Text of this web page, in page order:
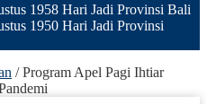
1958 Hari Jadi Provinsi Bali
1950 Hari Jadi Provinsi
/Program Apel Pagi Ihtiar